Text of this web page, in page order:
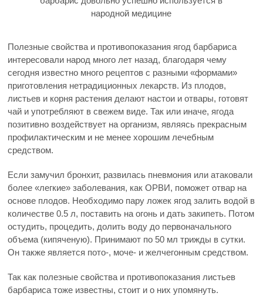
народной медицине
Полезные свойства и противопоказания ягод барбариса
интересовали народ много лет назад, благодаря чему
сегодня известно много рецептов с разными «формами»
приготовления нетрадиционных лекарств. Из плодов,
листьев и корня растения делают настои и отвары, готовят
чай и употребляют в свежем виде. Так или иначе, ягода
позитивно воздействует на организм, являясь прекрасным
профилактическим и не менее хорошим лечебным
средством.
Если замучил бронхит, развилась пневмония или атаковали
более «легкие» заболевания, как ОРВИ, поможет отвар на
основе плодов. Необходимо пару ложек ягод залить водой в
количестве 0.5 л, поставить на огонь и дать закипеть. Потом
остудить, процедить, долить воду до первоначального
объема (кипяченую). Принимают по 50 мл трижды в сутки.
Он также является пото-, моче- и желчегонным средством.
Так как полезные свойства и противопоказания листьев
барбариса тоже известны, стоит и о них упомянуть.